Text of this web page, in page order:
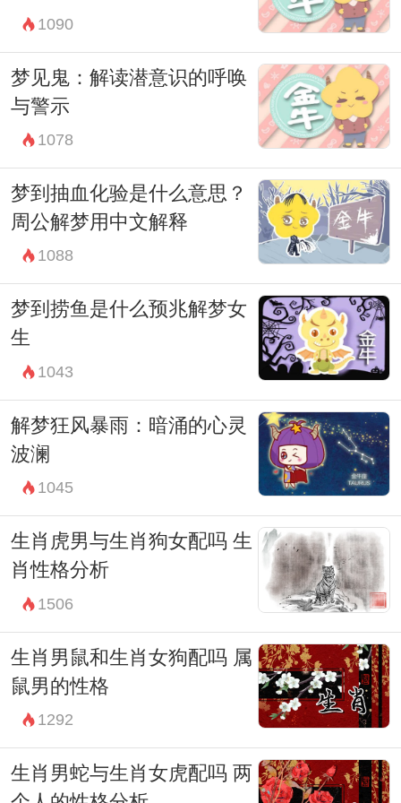
索。
在这个充满神秘和意义的世界里，壁虎的存
在不仅仅是一种偶然，更是一种潜藏着深刻
象征的存在。通过理解和解读壁虎的预兆与
梦境，我们或许能更好地把握生活的方向和
内心的平衡。
1090
梦见鬼：解读潜意识的呼唤
与警示
1078
梦到抽血化验是什么意思？
周公解梦用中文解释
1088
梦到捞鱼是什么预兆解梦女
生
1043
解梦狂风暴雨：暗涌的心灵
波澜
1045
生肖虎男与生肖狗女配吗 生
肖性格分析
1506
生肖男鼠和生肖女狗配吗 属
鼠男的性格
1292
生肖男蛇与生肖女虎配吗 两